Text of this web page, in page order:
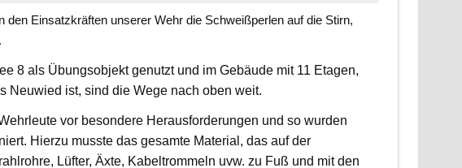
Einsatzkräften unserer Wehr die Schweißperlen auf die Stirn,
8 als Übungsobjekt genutzt und im Gebäude mit 11 Etagen,
Neuwied ist, sind die Wege nach oben weit.
vor besondere Herausforderungen und so wurden
Hierzu musste das gesamte Material, das auf der
Lüfter, Äxte, Kabeltrommeln uvw. zu Fuß und mit den